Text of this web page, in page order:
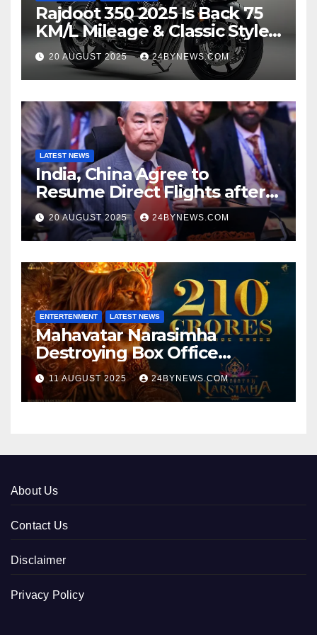
Rajdoot 350 2025 Is Back 75
KM/L Mileage & Classic Style
at Just ₹65,000
20 AUGUST 2025 24BYNEWS.COM
LATEST NEWS
India, China Agree to
Resume Direct Flights after
four years, Boost Business
Ties
20 AUGUST 2025 24BYNEWS.COM
ENTERTENMENT LATEST NEWS
Mahavatar Narasimha
Destroying Box Office
collections 300cr World wide
11 AUGUST 2025 24BYNEWS.COM
About Us
Contact Us
Disclaimer
Privacy Policy